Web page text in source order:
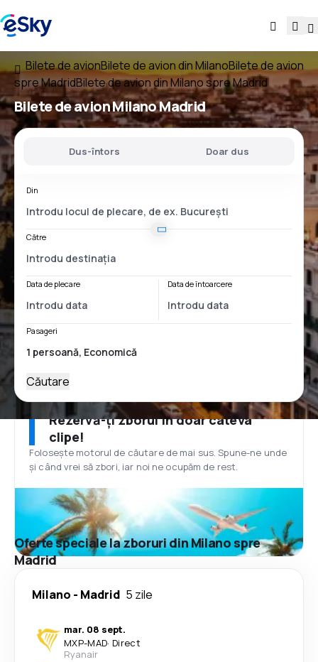
Bilete de avionBilete de avion din MilanoBilete de avion
spre MadridBilete de avion din Milano spre Madrid
Bilete de avionMilano Madrid
Dus-întors Doar dus
Din
Către
Data de plecare Data de întoarcere
Pasageri
Căutare
Rezervă-ți zborul în doar câteva
clipe!
Folosește motorul de căutare de mai sus. Spune-ne unde
și când vrei să zbori, iar noi ne ocupăm de rest.
Oferte speciale la zboruri din Milano spre
Madrid
Milano - Madrid 5 zile
mar. 08 sept.
MXP-MAD· Direct
Ryanair